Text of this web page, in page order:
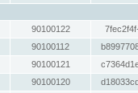
90100122
90100112
90100121
90100120